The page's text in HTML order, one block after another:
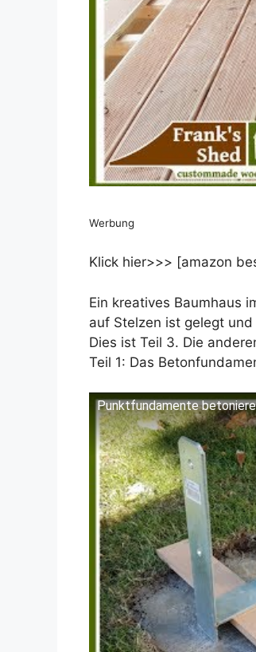
Werbung
Klick hier>>> [amazon
Ein kreatives Baumhaus
auf Stelzen ist gelegt
Dies ist Teil 3. Die
Teil 1: Das
Punktfundamente
Dieses Video auf